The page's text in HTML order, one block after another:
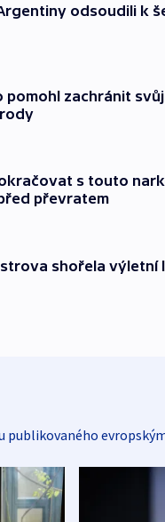
odsoudili k
pomohl zachránit
s touto
převratem
shořela výletní
publikovaného